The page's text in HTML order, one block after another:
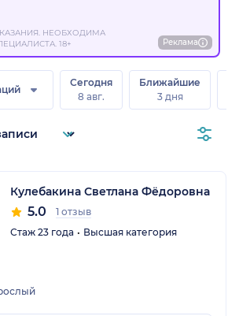
НЕОБХОДИМА
18+
Реклама
Сегодня
8 авг.
Ближайшие
3 дня
Кулебакина Светлана Фёдоровна
5.0
1 отзыв
Стаж 23 года
Высшая категория